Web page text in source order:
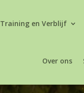
Training en Verblijf
Over ons